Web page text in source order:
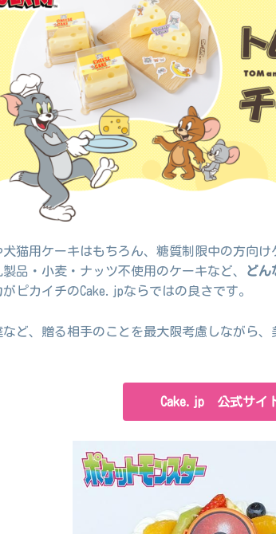
猫用ケーキはもちろん、糖質制限中の方向
品・小麦・ナッツ不使用のケーキなど、
どん
ピカイチのCake.jpならではの良さです。
ど、贈る相手のことを最大限考慮しながら
Cake.jp 公式サイ